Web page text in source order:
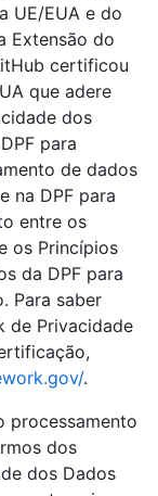
UE/EUA e do
Extensão do
certificou
que adere
dos
para
de dados
na DPF para
entre os
os Princípios
da DPF para
Para saber
de Privacidade
.
processamento
dos
dos Dados